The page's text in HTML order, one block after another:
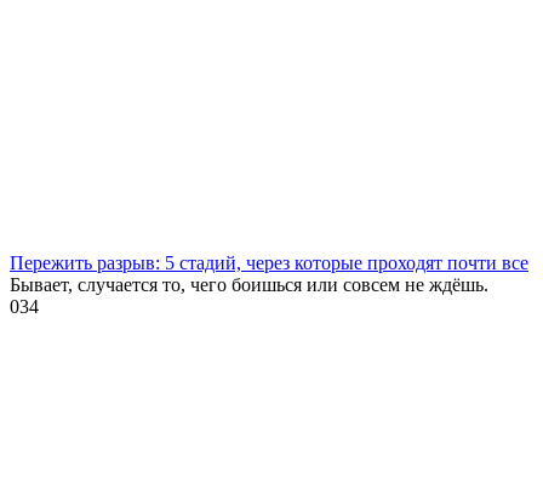
Пережить разрыв: 5 стадий, через которые проходят почти все
Бывает, случается то, чего боишься или совсем не ждёшь.
034